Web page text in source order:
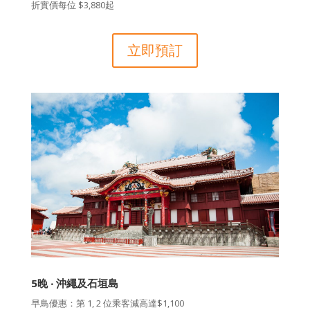
折實價每位 $3,880起
立即預訂
5晚 ‧ 沖繩及石垣島
早鳥優惠：第 1, 2 位乘客減高達$1,100